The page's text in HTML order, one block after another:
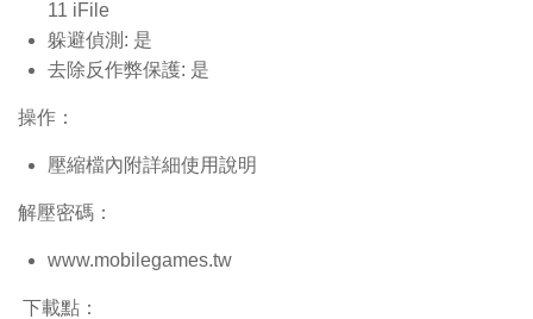
11 iFile
躲避偵測: 是
去除反作弊保護: 是
操作：
壓縮檔內附詳細使用說明
解壓密碼：
www.mobilegames.tw
下載點：